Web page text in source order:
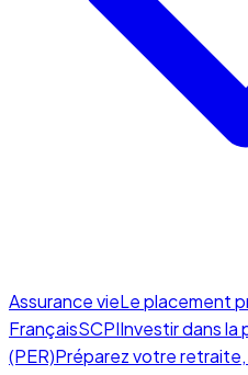
Assurance vieLe placement
FrançaisSCPIInvestir dans
(PER)Préparez votre